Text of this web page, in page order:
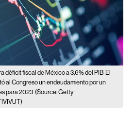
déficit fiscal de México a 3,6% del PIB El
al Congreso un endeudamiento por un
para 2023 (Source: Getty